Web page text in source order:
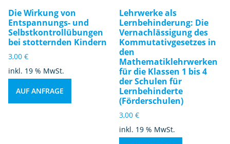
Die Wirkung von
Entspannungs- und
Selbstkontrollübungen
bei stotternden Kindern
3,00 €
inkl. 19 % MwSt.
AUF ANFRAGE
Lehrwerke als
Lernbehinderung: Die
Vernachlässigung des
Kommutativgesetzes in
den
Mathematiklehrwerken
für die Klassen 1 bis 4
der Schulen für
Lernbehinderte
(Förderschulen)
3,00€
inkl. 19 % MwSt.